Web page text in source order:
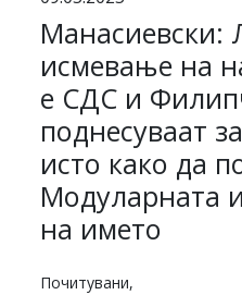
Манасиевски:
исмевање на
е СДС и
поднесуваат
исто како да
Модуларната
на името
Почитувани,